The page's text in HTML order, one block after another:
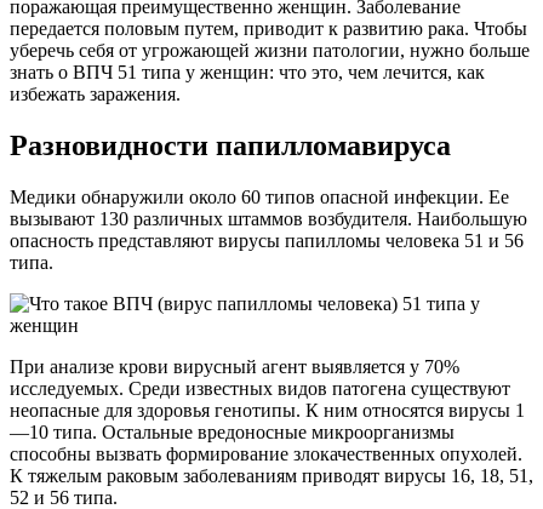
поражающая преимущественно женщин. Заболевание
передается половым путем, приводит к развитию рака. Чтобы
уберечь себя от угрожающей жизни патологии, нужно больше
знать о ВПЧ 51 типа у женщин: что это, чем лечится, как
избежать заражения.
Разновидности папилломавируса
Медики обнаружили около 60 типов опасной инфекции. Ее
вызывают 130 различных штаммов возбудителя. Наибольшую
опасность представляют вирусы папилломы человека 51 и 56
типа.
При анализе крови вирусный агент выявляется у 70%
исследуемых. Среди известных видов патогена существуют
неопасные для здоровья генотипы. К ним относятся вирусы 1
—10 типа. Остальные вредоносные микроорганизмы
способны вызвать формирование злокачественных опухолей.
К тяжелым раковым заболеваниям приводят вирусы 16, 18, 51,
52 и 56 типа.